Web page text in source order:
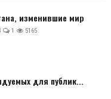
изменившие мир
1 5165
для публик...